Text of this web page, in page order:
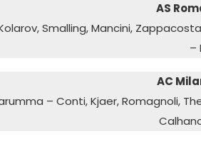
AS
Smalling, Mancini,
–
AC
– Conti, Kjaer, Romagnoli,